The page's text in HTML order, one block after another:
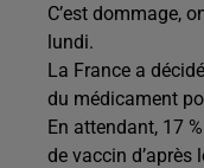
C’est dommage,
lundi.
La France a
du médicament
En attendant, 17
de vaccin d’après